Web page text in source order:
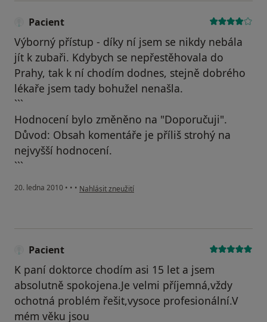
Pacient
Výborný přístup - díky ní jsem se nikdy nebála
jít k zubaři. Kdybych se nepřestěhovala do
Prahy, tak k ní chodím dodnes, stejně dobrého
lékaře jsem tady bohužel nenašla.
```
Hodnocení bylo změněno na "Doporučuji".
Důvod: Obsah komentáře je příliš strohý na
nejvyšší hodnocení.
```
20. ledna 2010 • • • podle názoru uživatele Pacient
Nahlásit zneužití
Pacient
K paní doktorce chodím asi 15 let a jsem
absolutně spokojena.Je velmi příjemná,vždy
ochotná problém řešit,vysoce profesionální.V
mém věku jsou